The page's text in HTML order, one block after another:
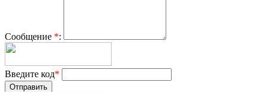
Сообщение *:
Введите код*
Отправить